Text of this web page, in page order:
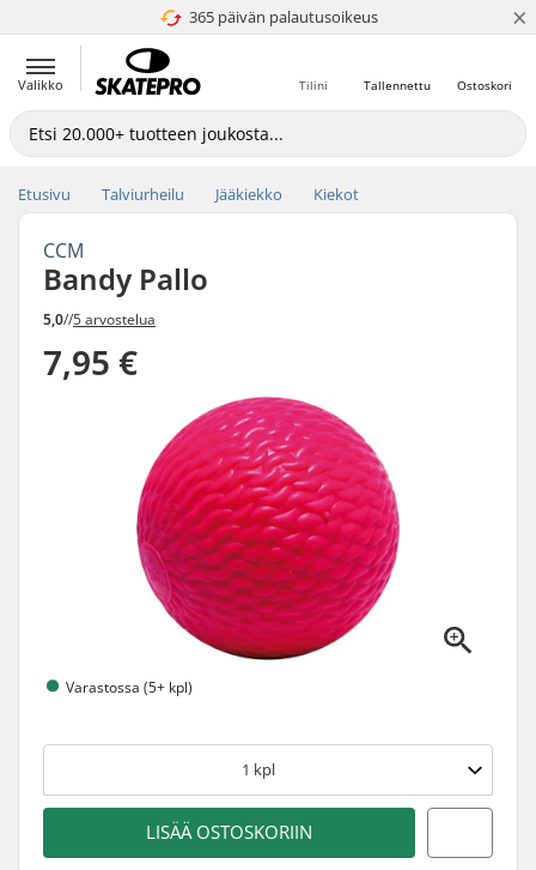
365 päivän palautusoikeus
4.8 / 5 ×
Valikko Ostoskori
Tallennettu
Tilini
Etusivu Talviurheilu Jääkiekko Kiekot
CCM
Bandy Pallo
5,0//5 arvostelua
7,95 €
Varastossa (5+ kpl)
1 kpl
LISÄÄ OSTOSKORIIN